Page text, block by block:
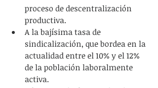
proceso de descentralización
productiva.
A la bajísima tasa de
sindicalización, que bordea en la
actualidad entre el 10% y el 12%
de la población laboralmente
activa.